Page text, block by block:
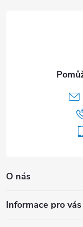
O nás
Informace pro vás